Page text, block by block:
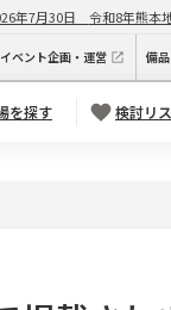
年7月30日 令和8年熊本
イベント企画・運営 備
を探す 検討リ